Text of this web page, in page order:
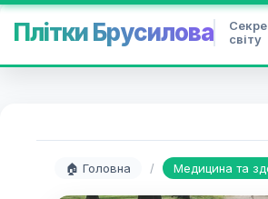
Плітки Брусилова
світу
🏠 Головна / Медицина та